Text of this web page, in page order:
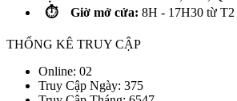
⏱️ Giờ mở cửa: 8H - 17H30 từ
THỐNG KÊ TRUY CẬP
Online: 02
Truy Cập Ngày: 375